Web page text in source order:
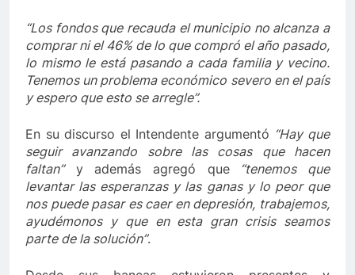
“Los fondos que recauda el municipio no alcanza a
comprar ni el 46% de lo que compró el año pasado,
lo mismo le está pasando a cada familia y vecino.
Tenemos un problema económico severo en el país
y espero que esto se arregle”.
En su discurso el Intendente argumentó “Hay que
seguir avanzando sobre las cosas que hacen
faltan”y además agregó que“tenemos que
levantar las esperanzas y las ganas y lo peor que
nos puede pasar es caer en depresión, trabajemos,
ayudémonos y que en esta gran crisis seamos
parte de la solución”.